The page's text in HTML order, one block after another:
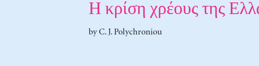
Η κρίση χρέους της
byC. J. Polychroniou